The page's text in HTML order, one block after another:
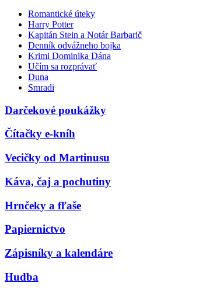
Romantické úteky
Harry Potter
Kapitán Stein a Notár Barbarič
Denník odvážneho bojka
Krimi Dominika Dána
Učím sa rozprávať
Duna
Smradi
Darčekové poukážky
Čítačky e-kníh
Vecičky od Martinusu
Káva, čaj a pochutiny
Hrnčeky a fľaše
Papiernictvo
Zápisníky a kalendáre
Hudba